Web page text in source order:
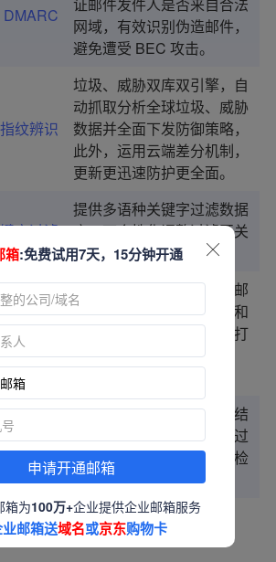
DMARC
网域，有效识别伪造邮件，
避免遭受 BEC 攻击。
纹辨识
垃圾、威胁双库双引擎，自
动抓取分析全球垃圾、威胁
数据并全面下发防御策略，
此外，运用云端差分机制，
更新更迅速防护更全面。
字过滤
提供多语种关键字过滤数据
库，可个性化调整过滤开关
和自建过滤类型。
征分析
结合多方研究分析，针对邮
件行为、标头、以及来源和
内容等复合型条件，持续打
磨长效持久的特征过滤模
件检测
针对附件进行特征比对，结
合附件分析引擎进行分类过
滤，提高垃圾、威胁邮件检
测率。
箱:免费试用7天，15分钟开通
申请开通邮箱
箱为100万+企业提供企业邮箱服务
邮箱送域名或京东购物卡